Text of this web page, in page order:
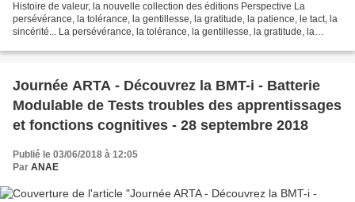
Histoire de valeur, la nouvelle collection des éditions Perspective La
persévérance, la tolérance, la gentillesse, la gratitude, la patience, le tact, la
sincérité... La persévérance, la tolérance, la gentillesse, la gratitude, la
Journée ARTA - Découvrez la BMT-i - Batterie
Modulable de Tests troubles des apprentissages
et fonctions cognitives - 28 septembre 2018
Publié le 03/06/2018 à 12:05
Par ANAE